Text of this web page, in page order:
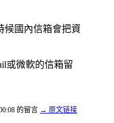
候國內信箱會把資
或微軟的信箱留
的留言 → 原文链接